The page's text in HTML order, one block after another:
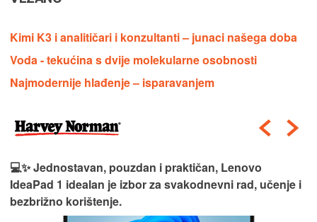
Kimi K3 i analitičari i konzultanti – junaci našega doba
Voda - tekućina s dvije molekularne osobnosti
Najmodernije hlađenje – isparavanjem
💻✨ Jednostavan, pouzdan i praktičan, Lenovo
IdeaPad 1 idealan je izbor za svakodnevni rad, učenje i
bezbrižno korištenje.